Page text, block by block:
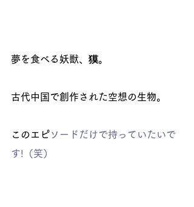
夢を食べる妖獣、獏。
古代中国で創作された空想の生物。
このエピソードだけで持っていたいで
す!（笑）